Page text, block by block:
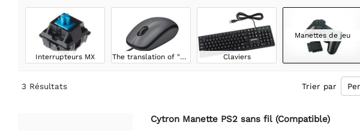
Interrupteurs MX The translation of "Muizen" based on context could vary. If "Muizen" is a place or proper noun, it shouldn't be translated. If it refers to "mice" in Dutch, then it would be "souris" in French. Could you please provide more context? Claviers
Manettes de jeu
3 Résultats Trier par
Cytron Manette PS2 sans fil (Compatible)